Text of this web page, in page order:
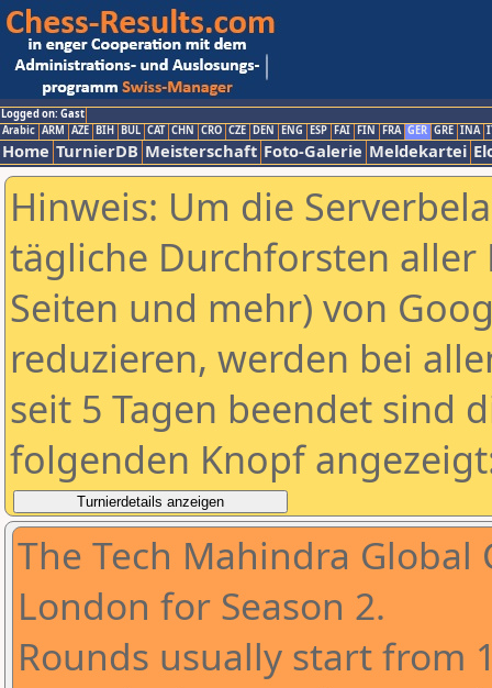
Logged on: Gast
Arabic ARM AZE BIH BUL CAT CHN CRO CZE DEN ENG ESP FAI FIN FRA GER GRE INA
Home TurnierDB Meisterschaft Foto-Galerie Meldekartei
Hinweis: Um die
tägliche Durchforsten aller
Seiten und mehr) von
reduzieren, werden bei
seit 5 Tagen beendet sind
folgenden Knopf
The Tech Mahindra Global
London for Season 2.
Rounds usually start from